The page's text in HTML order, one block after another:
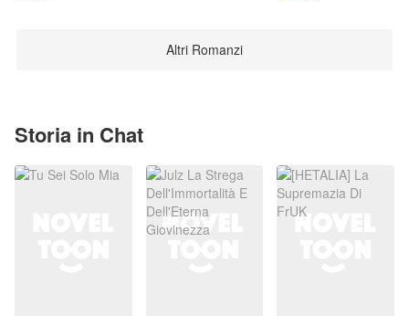
Altri Romanzi
Storia in Chat